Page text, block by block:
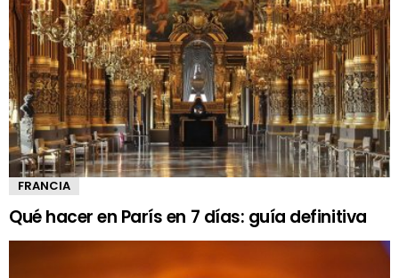
FRANCIA
Qué hacer en París en 7 días: guía definitiva